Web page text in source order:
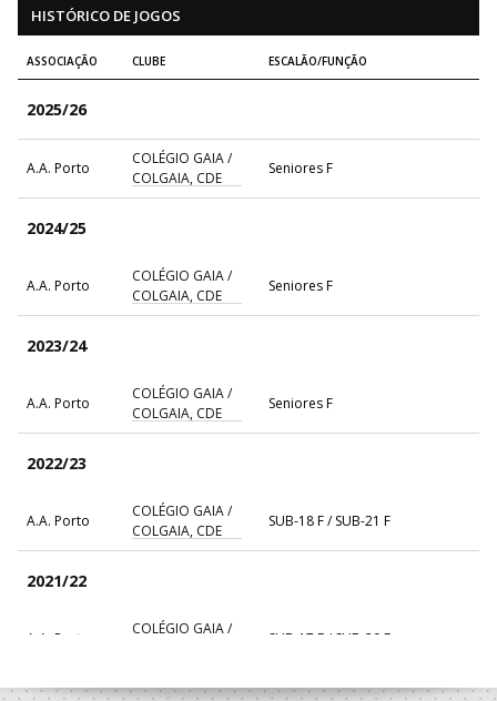
HISTÓRICO DE JOGOS
ASSOCIAÇÃO CLUBE ESCALÃO/FUNÇÃO
2025/26
A.A. Porto
COLÉGIO GAIA /
COLGAIA, CDE
Seniores F
2024/25
A.A. Porto
COLÉGIO GAIA /
COLGAIA, CDE
Seniores F
2023/24
A.A. Porto
COLÉGIO GAIA /
COLGAIA, CDE
Seniores F
2022/23
A.A. Porto
COLÉGIO GAIA /
COLGAIA, CDE
SUB-18 F / SUB-21 F
2021/22
A.A. Porto
COLÉGIO GAIA /
SUB-17 F / SUB-20 F